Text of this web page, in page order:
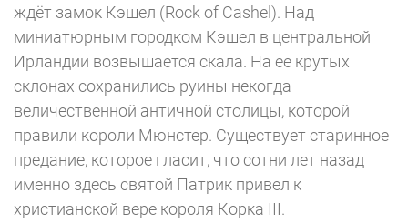
ждёт замок Кэшел (Rock of Cashel). Над
миниатюрным городком Кэшел в центральной
Ирландии возвышается скала. На ее крутых
склонах сохранились руины некогда
величественной античной столицы, которой
правили короли Мюнстер. Существует старинное
предание, которое гласит, что сотни лет назад
именно здесь святой Патрик привел к
христианской вере короля Корка III.